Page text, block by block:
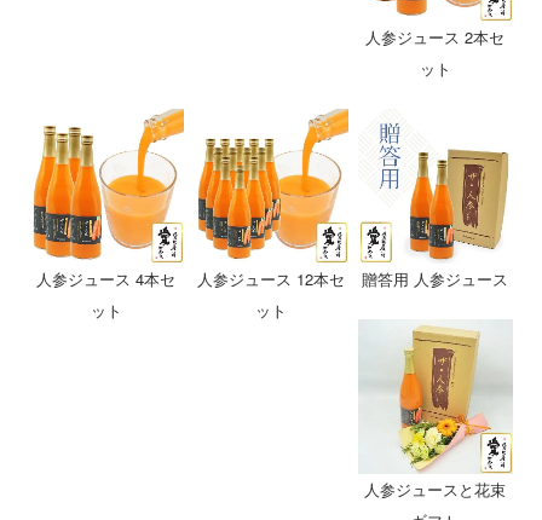
人参ジュース 2本セ
ット
人参ジュース 4本セ
ット
人参ジュース 12本セ
ット
贈答用 人参ジュース
人参ジュースと花束